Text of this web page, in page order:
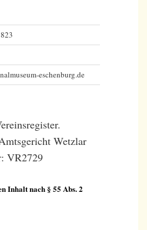
eschenburg.de
Wetzlar
VR2729
Inhalt nach § 55 Abs. 2